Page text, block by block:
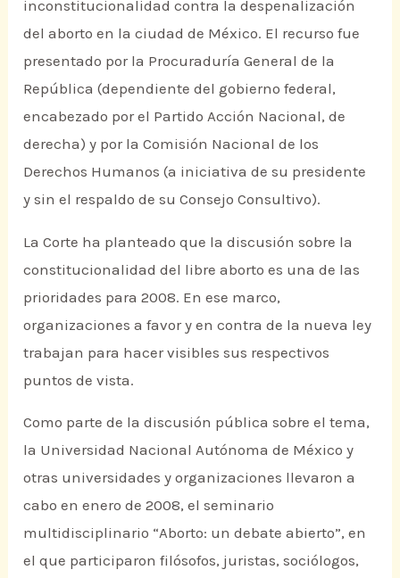
inconstitucionalidad contra la despenalización
del aborto en la ciudad de México. El recurso fue
presentado por la Procuraduría General de la
República (dependiente del gobierno federal,
encabezado por el Partido Acción Nacional, de
derecha) y por la Comisión Nacional de los
Derechos Humanos (a iniciativa de su presidente
y sin el respaldo de su Consejo Consultivo).
La Corte ha planteado que la discusión sobre la
constitucionalidad del libre aborto es una de las
prioridades para 2008. En ese marco,
organizaciones a favor y en contra de la nueva ley
trabajan para hacer visibles sus respectivos
puntos de vista.
Como parte de la discusión pública sobre el tema,
la Universidad Nacional Autónoma de México y
otras universidades y organizaciones llevaron a
cabo en enero de 2008, el seminario
multidisciplinario “Aborto: un debate abierto”, en
el que participaron filósofos, juristas, sociólogos,